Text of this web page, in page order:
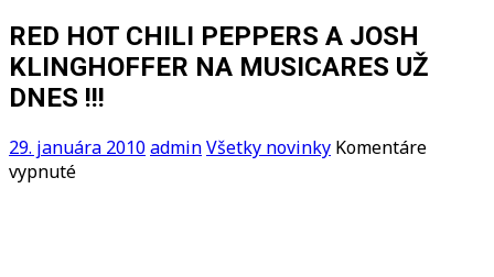
RED HOT CHILI PEPPERS A JOSH
KLINGHOFFER NA MUSICARES UŽ
DNES !!!
29. januára 2010adminVšetky novinky Komentáre
vypnuténa